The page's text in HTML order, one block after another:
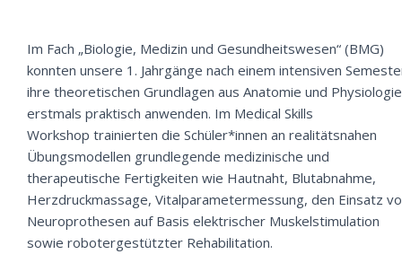
Im Fach „Biologie, Medizin und Gesundheitswesen“ (BMG)
konnten unsere 1. Jahrgänge nach einem intensiven
ihre theoretischen Grundlagen aus Anatomie und Physiologie
erstmals praktisch anwenden. Im Medical Skills
Workshop trainierten die Schüler*innen an realitätsnahen
Übungsmodellen grundlegende medizinische und
therapeutische Fertigkeiten wie Hautnaht, Blutabnahme,
Herzdruckmassage, Vitalparametermessung, den Einsatz
Neuroprothesen auf Basis elektrischer Muskelstimulation
sowie robotergestützter Rehabilitation.